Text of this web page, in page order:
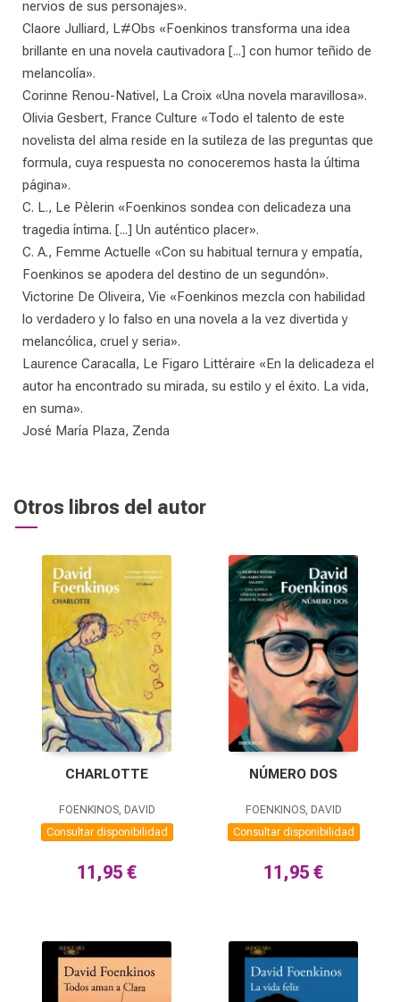
nervios de sus personajes».
Claore Julliard, L#Obs «Foenkinos transforma una idea
brillante en una novela cautivadora [...] con humor teñido de
melancolía».
Corinne Renou-Nativel, La Croix «Una novela maravillosa».
Olivia Gesbert, France Culture «Todo el talento de este
novelista del alma reside en la sutileza de las preguntas que
formula, cuya respuesta no conoceremos hasta la última
página».
C. L., Le Pèlerin «Foenkinos sondea con delicadeza una
tragedia íntima. [...] Un auténtico placer».
C. A., Femme Actuelle «Con su habitual ternura y empatía,
Foenkinos se apodera del destino de un segundón».
Victorine De Oliveira, Vie «Foenkinos mezcla con habilidad
lo verdadero y lo falso en una novela a la vez divertida y
melancólica, cruel y seria».
Laurence Caracalla, Le Figaro Littéraire «En la delicadeza el
autor ha encontrado su mirada, su estilo y el éxito. La vida,
en suma».
José María Plaza, Zenda
Otros libros del autor
CHARLOTTE
FOENKINOS, DAVID
Consultar disponibilidad
11,95 €
NÚMERO DOS
FOENKINOS, DAVID
Consultar disponibilidad
11,95 €